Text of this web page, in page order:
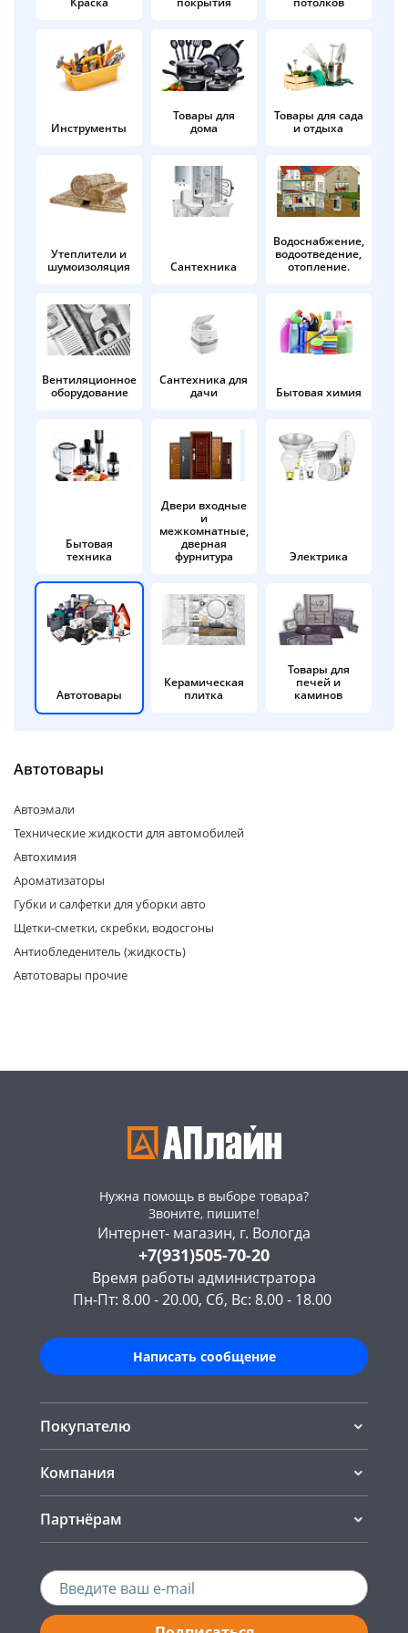
Инструменты
Товары для
дома
Товары для сада
и отдыха
Утеплители и
шумоизоляция
Сантехника
Водоснабжение,
водоотведение,
отопление.
Вентиляционное
оборудование
Сантехника для
дачи
Бытовая химия
Бытовая
техника
Двери входные
и
межкомнатные,
дверная
фурнитура
Электрика
Автотовары
Керамическая
плитка
Товары для
печей и
каминов
Автотовары
Автоэмали
Технические жидкости для автомобилей
Автохимия
Ароматизаторы
Губки и салфетки для уборки авто
Щетки-сметки, скребки, водосгоны
Антиобледенитель (жидкость)
Автотовары прочие
Нужна помощь в выборе товара?
Звоните, пишите!
Интернет- магазин, г. Вологда
+7(931)505-70-20
Время работы администратора
Пн-Пт: 8.00 - 20.00, Сб, Вс: 8.00 - 18.00
Написать сообщение
Покупателю
Компания
Партнёрам
в корзину
Оплачивайте сегодня только
25% картой любого банка
Получайте товар
выбранный способом
Оставшиеся
% будут
по25%каждые 2 недели
Подробнее
об оплате Плайтом
раз в 2
недели
Остались вопросы?
8 800 302-02-51
plait.ru